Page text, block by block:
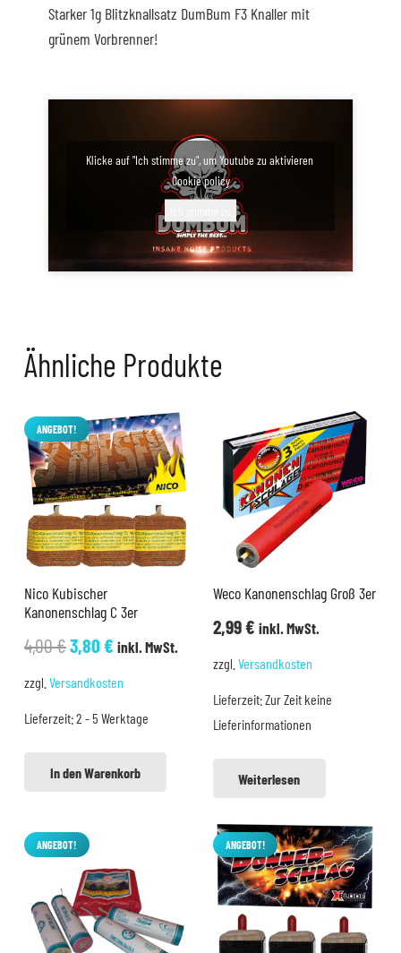
Starker 1g Blitzknallsatz DumBum F3 Knaller mit
grünem Vorbrenner!
Klicke auf "Ich stimme zu", um Youtube zu aktivieren
Cookie policy
Ähnliche Produkte
ANGEBOT!
Nico Kubischer
Kanonenschlag C 3er
4,00€Ursprünglicher
4,00 €
3,80€Aktueller
3,80 €.
inkl. MwSt.
zzgl. Versandkosten
Lieferzeit:2 - 5 Werktage
In den Warenkorb
Weco Kanonenschlag Groß 3er
2,99€ inkl. MwSt.
zzgl. Versandkosten
Lieferzeit:Zur Zeit keine
Lieferinformationen
Weiterlesen
ANGEBOT! ANGEBOT!